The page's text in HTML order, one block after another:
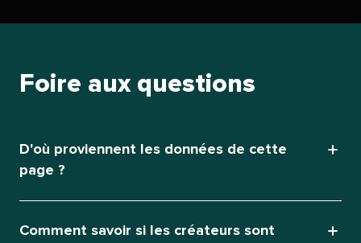
Foire aux questions​​
D'où proviennent les données de cette
page ?​​
Comment savoir si les créateurs sont